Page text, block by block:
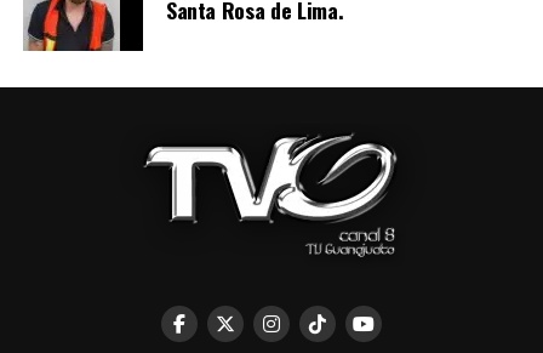
Santa Rosa de Lima.